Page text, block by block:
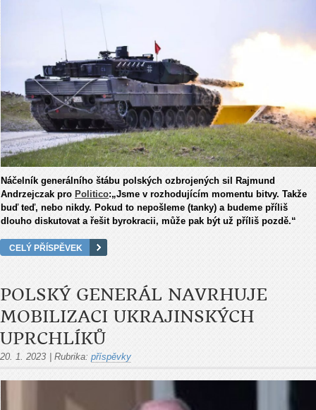
Náčelník generálního štábu polských ozbrojených sil Rajmund
Andrzejczak pro Politico:„Jsme v rozhodujícím momentu bitvy. Takže
buď teď, nebo nikdy. Pokud to nepošleme (tanky) a budeme příliš
dlouho diskutovat a řešit byrokracii, může pak být už příliš pozdě.“
CELÝ PŘÍSPĚVEK
POLSKÝ GENERÁL NAVRHUJE
MOBILIZACI UKRAJINSKÝCH
UPRCHLÍKŮ
20. 1. 2023 Rubrika: příspěvky